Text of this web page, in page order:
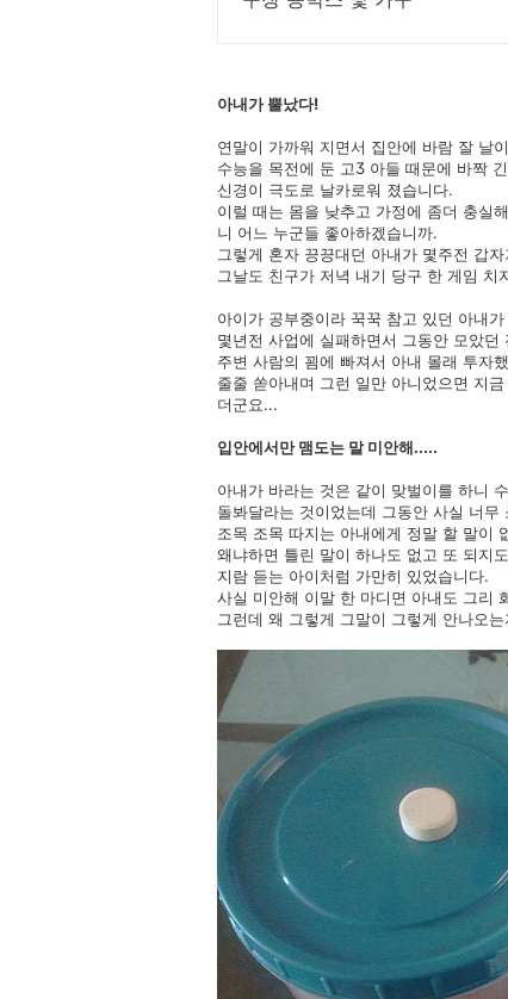
아내가 뿔났다!
연말이 가까워 지면서 집안에 바람 잘 날
수능을 목전에 둔 고3 아들 때문에 바짝
신경이 극도로 날카로워 졌습니다.
이럴 때는 몸을 낮추고 가정에 좀더 충실
니 어느 누군들 좋아하겠습니까.
그렇게 혼자 끙끙대던 아내가 몇주전 갑
그날도 친구가 저녁 내기 당구 한 게임
아이가 공부중이라 꾹꾹 참고 있던 아내
몇년전 사업에 실패하면서 그동안 모았던
주변 사람의 꾐에 빠져서 아내 몰래 투자
줄줄 쏟아내며 그런 일만 아니었으면 지
더군요...
입안에서만 맴도는 말 미안해.....
아내가 바라는 것은 같이 맞벌이를 하니
돌봐달라는 것이었는데 그동안 사실 너무
조목 조목 따지는 아내에게 정말 할 말이
왜냐하면 틀린 말이 하나도 없고 또 되지
지람 듣는 아이처럼 가만히 있었습니다.
사실 미안해 이말 한 마디면 아내도 그리
그런데 왜 그렇게 그말이 그렇게 안나오